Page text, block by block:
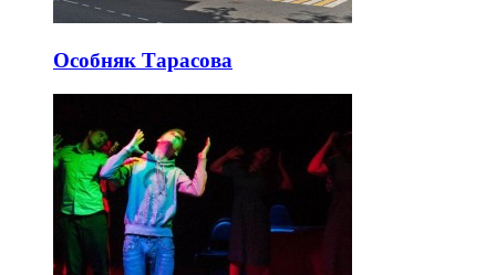
Особняк Тарасова